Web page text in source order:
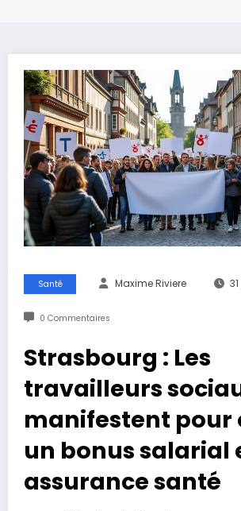
Santé Maxime Riviere
0 Commentaires
Strasbourg : Les
travailleurs
manifestent pour
un bonus salarial
assurance santé